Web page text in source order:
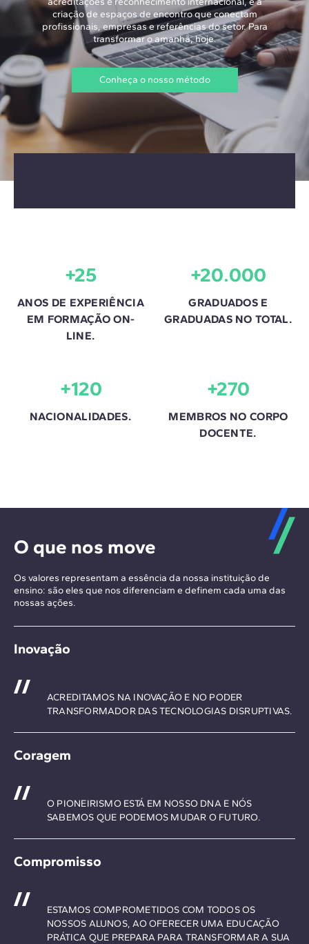
criação de espaços de encontro que conectam
profissionais, empresas e referências do setor. Para
transformar o amanhã, hoje.
Conheça o nosso método
+25
ANOS DE EXPERIÊNCIA
EM FORMAÇÃO ON-
LINE.
+20.000
GRADUADOS E
GRADUADAS NO TOTAL.
+120
NACIONALIDADES.
+270
MEMBROS NO CORPO
DOCENTE.
O que nos move
Os valores representam a essência da nossa instituição de
ensino: são eles que nos diferenciam e definem cada uma das
nossas ações.
Inovação
ACREDITAMOS NA INOVAÇÃO E NO PODER
TRANSFORMADOR DAS TECNOLOGIAS DISRUPTIVAS.
Coragem
O PIONEIRISMO ESTÁ EM NOSSO DNA E NÓS
SABEMOS QUE PODEMOS MUDAR O FUTURO.
Compromisso
ESTAMOS COMPROMETIDOS COM TODOS OS
NOSSOS ALUNOS, AO OFERECER UMA EDUCAÇÃO
PRÁTICA QUE PREPARA PARA TRANSFORMAR A SUA